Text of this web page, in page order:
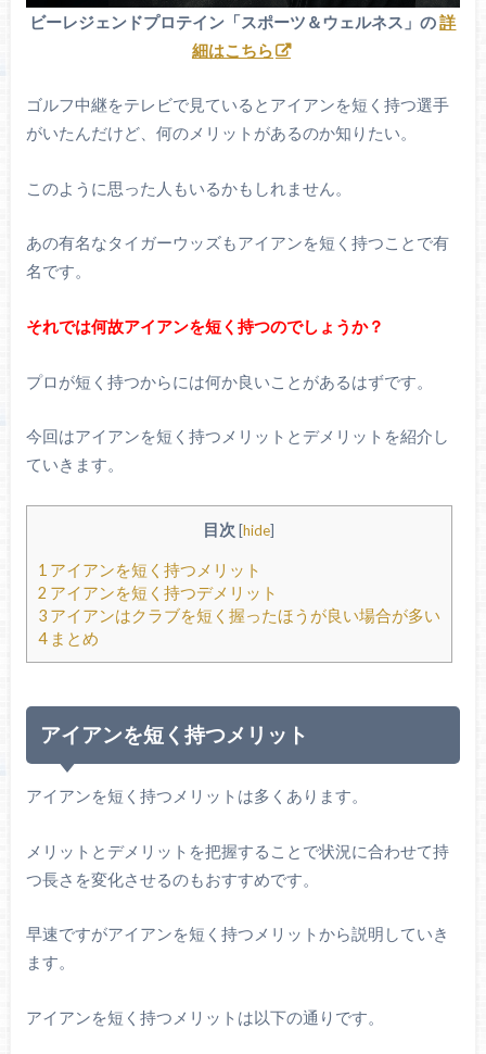
ビーレジェンドプロテイン「スポーツ＆ウェルネス」の詳
細はこちら
ゴルフ中継をテレビで見ているとアイアンを短く持つ選手
がいたんだけど、何のメリットがあるのか知りたい。
このように思った人もいるかもしれません。
あの有名なタイガーウッズもアイアンを短く持つことで有
名です。
それでは何故アイアンを短く持つのでしょうか？
プロが短く持つからには何か良いことがあるはずです。
今回はアイアンを短く持つメリットとデメリットを紹介し
ていきます。
目次 [hide]
1 アイアンを短く持つメリット
2 アイアンを短く持つデメリット
3アイアンはクラブを短く握ったほうが良い場合が多い
4まとめ
アイアンを短く持つメリット
アイアンを短く持つメリットは多くあります。
メリットとデメリットを把握することで状況に合わせて持
つ長さを変化させるのもおすすめです。
早速ですがアイアンを短く持つメリットから説明していき
ます。
アイアンを短く持つメリットは以下の通りです。